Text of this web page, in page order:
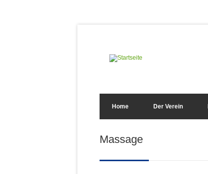
Home Der Verein
Suchformular
Sie sind hier
Massage